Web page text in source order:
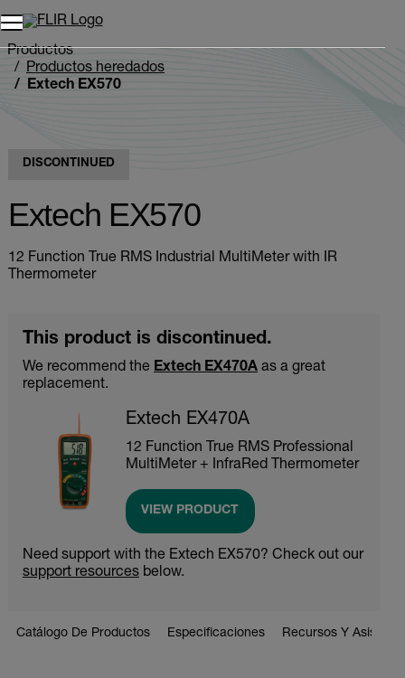
Unread messages
Modelo
Eliminar
artículos
artículo
Añadir al carro
Añadido al carro
Productos
Productos heredados
Extech EX570
DISCONTINUED
Extech EX570
12 Function True RMS Industrial MultiMeter with IR
Thermometer
This product is discontinued.
We recommend the Extech EX470A as a great
replacement.
Extech EX470A
12 Function True RMS Professional
MultiMeter + InfraRed Thermometer
VIEW PRODUCT
Need support with the Extech EX570? Check out our
support resources below.
Catálogo De Productos Especificaciones Recursos Y